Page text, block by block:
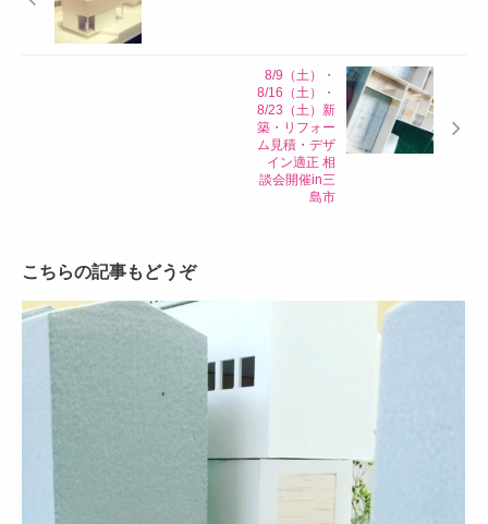
8/9（土）・
8/16（土）・
8/23（土）新
築・リフォー
ム見積・デザ
イン適正 相
談会開催in三
島市
こちらの記事もどうぞ